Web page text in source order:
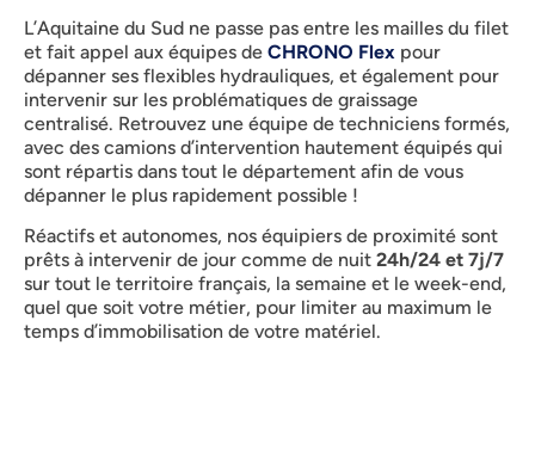
L’Aquitaine du Sud ne passe pas entre les mailles du filet
et fait appel aux équipes de CHRONO Flex pour
dépanner ses flexibles hydrauliques, et également pour
intervenir sur les problématiques de graissage
centralisé. Retrouvez une équipe de techniciens formés,
avec des camions d’intervention hautement équipés qui
sont répartis dans tout le département afin de vous
dépanner le plus rapidement possible !
Réactifs et autonomes, nos équipiers de proximité sont
prêts à intervenir de jour comme de nuit 24h/24 et 7j/7
sur tout le territoire français, la semaine et le week-end,
quel que soit votre métier, pour limiter au maximum le
temps d’immobilisation de votre matériel.